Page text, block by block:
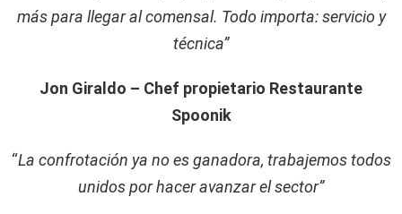
más para llegar al comensal. Todo importa: servicio y
técnica”
Jon Giraldo – Chef propietario Restaurante
Spoonik
“La confrotación ya no es ganadora, trabajemos todos
unidos por hacer avanzar el sector”